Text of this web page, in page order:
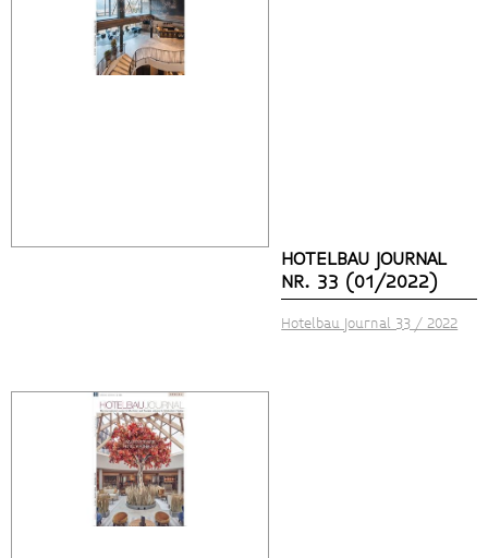
HOTELBAU JOURNAL
NR. 33 (01/2022)
Hotelbau Journal 33 / 2022